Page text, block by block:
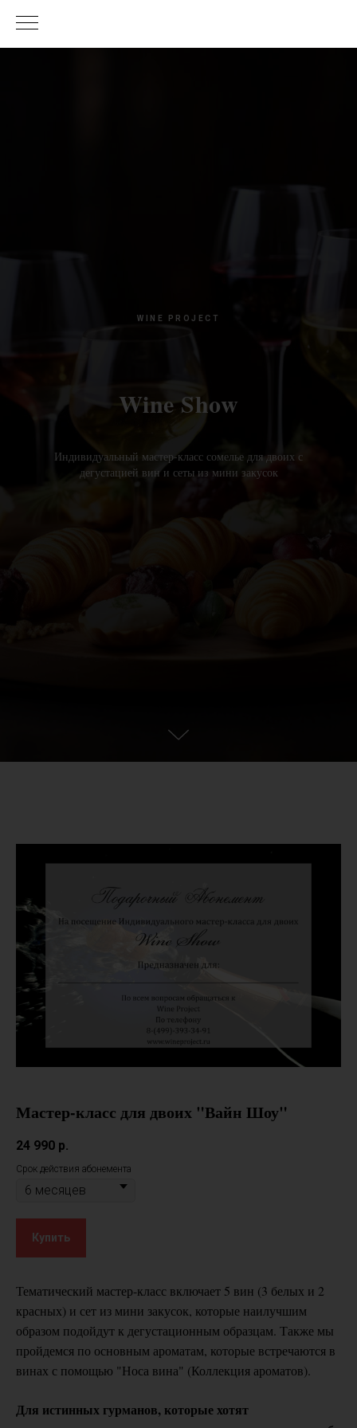
WINE PROJECT
Wine Show
Индивидуальный мастер-класс сомелье для двоих с
дегустацией вин и сеты из мини закусок
Мастер-класс для двоих "Вайн Шоу"
24 990 р.
Срок действия абонемента
Купить
Тематический мастер-класс включает 5 вин (3 белых и 2
красных) и сет из мини закусок, которые наилучшим
образом подойдут к дегустационным образцам. Также мы
пройдемся по основным ароматам, которые встречаются в
винах с помощью "Носа вина" (Коллекция ароматов).
Для истинных гурманов, которые хотят